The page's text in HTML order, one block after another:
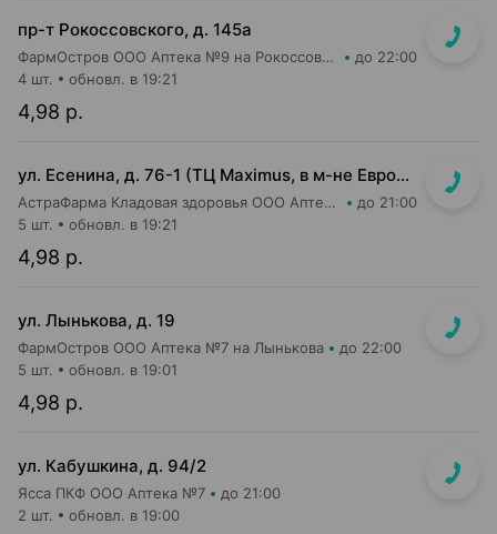
пр-т Рокоссовского, д. 145а
ФармОстров ООО Аптека №9 на Рокоссовского до 22:00
4,98 р.
4 шт. обновл. в 19:21
ул. Есенина, д. 76-1 (ТЦ Maximus, в м-не Евроопт Super)
АстраФарма Кладовая здоровья ООО Аптека №9 до 21:00
4,98 р.
5 шт. обновл. в 19:21
ул. Лынькова, д. 19
ФармОстров ООО Аптека №7 на Лынькова до 22:00
4,98 р.
5 шт. обновл. в 19:01
ул. Кабушкина, д. 94/2
Ясса ПКФ ООО Аптека №7 до 21:00
2 шт. обновл. в 19:00